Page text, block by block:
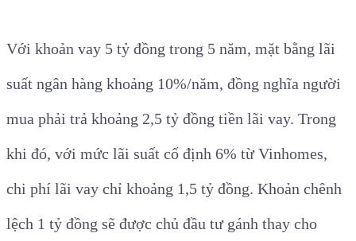
Với khoản vay 5 tỷ đồng trong 5 năm, mặt bằng lãi
suất ngân hàng khoảng 10%/năm, đồng nghĩa người
mua phải trả khoảng 2,5 tỷ đồng tiền lãi vay. Trong
khi đó, với mức lãi suất cố định 6% từ Vinhomes,
chi phí lãi vay chỉ khoảng 1,5 tỷ đồng. Khoản chênh
lệch 1 tỷ đồng sẽ được chủ đầu tư gánh thay cho